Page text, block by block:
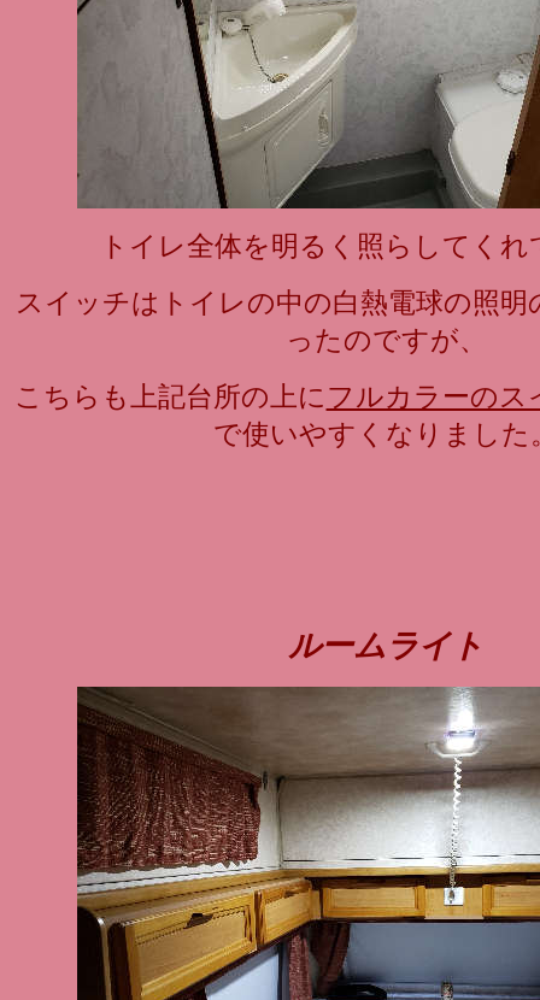
トイレ全体を明るく照らしてくれ
スイッチはトイレの中の白熱電球の照明
ったのですが、
こちらも上記台所の上に フルカラーのス
で使いやすくなりました
ルームライト